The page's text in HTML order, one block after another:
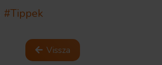
#Tippek
Vissza